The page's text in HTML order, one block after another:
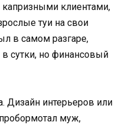
клиентами,
туи на свои
в самом разгаре,
в сутки, но финансовый
Дизайн интерьеров или
муж,